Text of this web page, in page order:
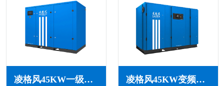
凌格风45KW一级能效永磁变频空压机LCH系列 凌格风45KW变频空压机LSV系列